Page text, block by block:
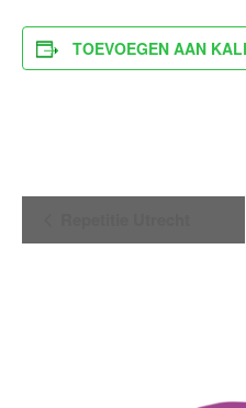
TOEVOEGEN AAN
Navigatie